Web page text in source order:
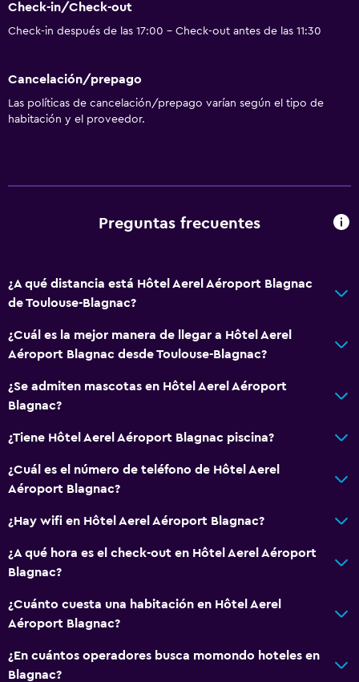
Check-in/Check-out
Check-in después de las 17:00 - Check-out antes de las 11:30
Cancelación/prepago
Las políticas de cancelación/prepago varían según el tipo de
habitación y el proveedor.
Preguntas frecuentes
¿A qué distancia está Hôtel Aerel Aéroport Blagnac
de Toulouse-Blagnac?
¿Cuál es la mejor manera de llegar a Hôtel Aerel
Aéroport Blagnac desde Toulouse-Blagnac?
¿Se admiten mascotas en Hôtel Aerel Aéroport
Blagnac?
¿Tiene Hôtel Aerel Aéroport Blagnac piscina?
¿Cuál es el número de teléfono de Hôtel Aerel
Aéroport Blagnac?
¿Hay wifi en Hôtel Aerel Aéroport Blagnac?
¿A qué hora es el check-out en Hôtel Aerel Aéroport
Blagnac?
¿Cuánto cuesta una habitación en Hôtel Aerel
Aéroport Blagnac?
¿En cuántos operadores busca momondo hoteles en
Blagnac?